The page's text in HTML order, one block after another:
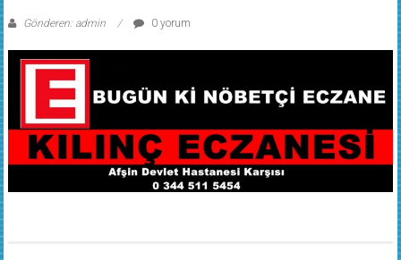
Gönderen: admin 0 yorum